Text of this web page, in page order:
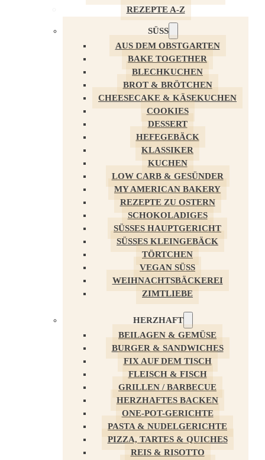
REZEPTE A-Z
SÜSS
AUS DEM OBSTGARTEN
BAKE TOGETHER
BLECHKUCHEN
BROT & BRÖTCHEN
CHEESECAKE & KÄSEKUCHEN
COOKIES
DESSERT
HEFEGEBÄCK
KLASSIKER
KUCHEN
LOW CARB & GESÜNDER
MY AMERICAN BAKERY
REZEPTE ZU OSTERN
SCHOKOLADIGES
SÜSSES HAUPTGERICHT
SÜSSES KLEINGEBÄCK
TÖRTCHEN
VEGAN SÜSS
WEIHNACHTSBÄCKEREI
ZIMTLIEBE
HERZHAFT
BEILAGEN & GEMÜSE
BURGER & SANDWICHES
FIX AUF DEM TISCH
FLEISCH & FISCH
GRILLEN / BARBECUE
HERZHAFTES BACKEN
ONE-POT-GERICHTE
PASTA & NUDELGERICHTE
PIZZA, TARTES & QUICHES
REIS & RISOTTO